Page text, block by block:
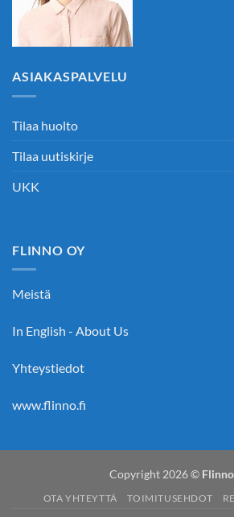
ASIAKASPALVELU
Tilaa huolto
Tilaa uutiskirje
UKK
FLINNO OY
Meistä
In English - About Us
Yhteystiedot
www.flinno.fi
Copyright 2026 ©
OTA YHTEYTTÄ TOIMITUSEHDOT